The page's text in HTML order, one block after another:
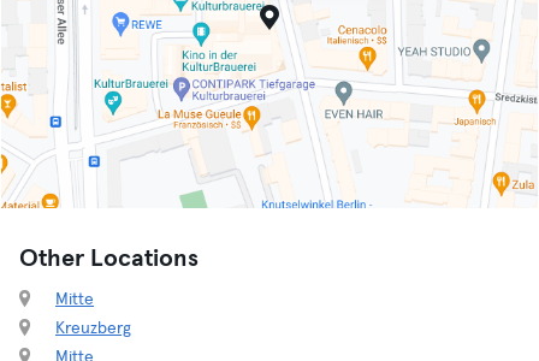
Other Locations
Mitte
Kreuzberg
Mitte